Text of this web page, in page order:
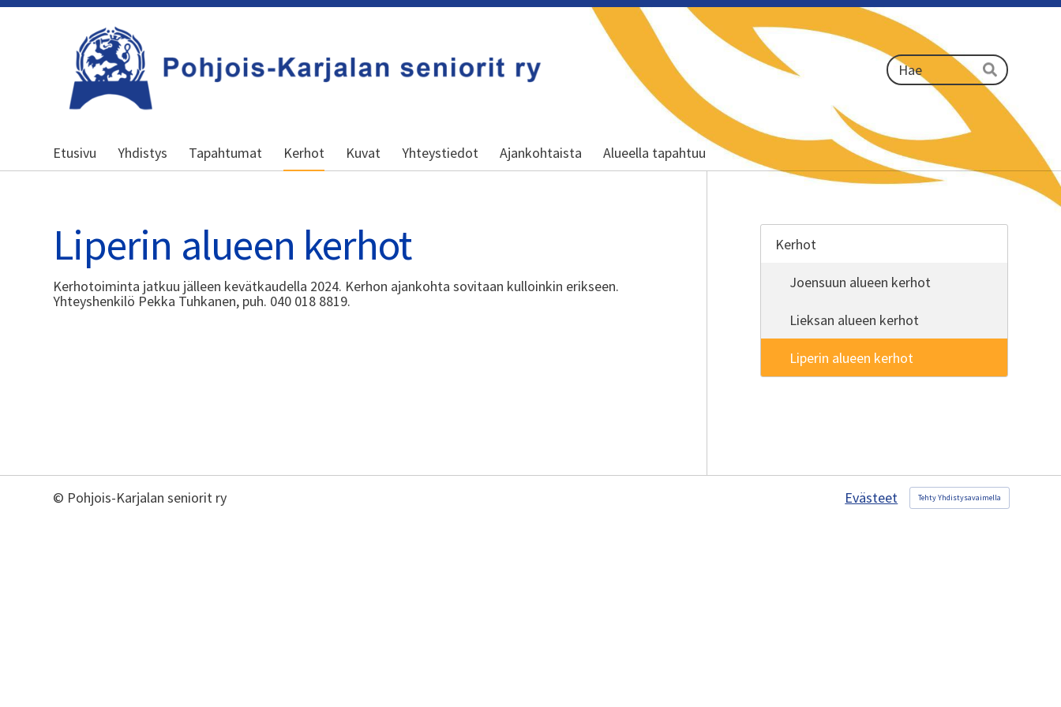
Kansallinen senioriliitto
Haku
Hae
Etusivu Yhdistys Tapahtumat Kerhot Kuvat Yhteystiedot Ajankohtaista Alueella tapahtuu
Liperin alueen kerhot
Kerhotoiminta jatkuu jälleen kevätkaudella 2024. Kerhon ajankohta sovitaan kulloinkin erikseen.
Yhteyshenkilö Pekka Tuhkanen, puh. 040 018 8819.
Kerhot
Joensuun alueen kerhot
Lieksan alueen kerhot
Liperin alueen kerhot
© Pohjois-Karjalan seniorit ry Evästeet Tehty Yhdistysavaimella